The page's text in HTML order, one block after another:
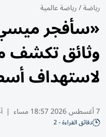
رياضة/رياضة عالمية
وثائق تكشف
لاستهداف
7 أغسطس 2026 18:57 مساء |
دقائق القراءة - 2